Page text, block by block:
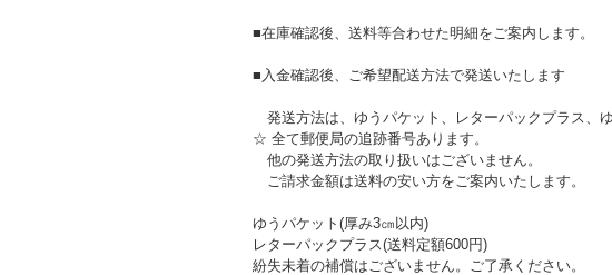
■在庫確認後、送料等合わせた明細をご案内します。
■入金確認後、ご希望配送方法で発送いたします
発送方法は、ゆうパケット、レターパックプラス、ゆ
☆ 全て郵便局の追跡番号あります。
他の発送方法の取り扱いはございません。
ご請求金額は送料の安い方をご案内いたします。
ゆうパケット(厚み3㎝以内)
レターパックプラス(送料定額600円)
紛失未着の補償はございません。ご了承ください。